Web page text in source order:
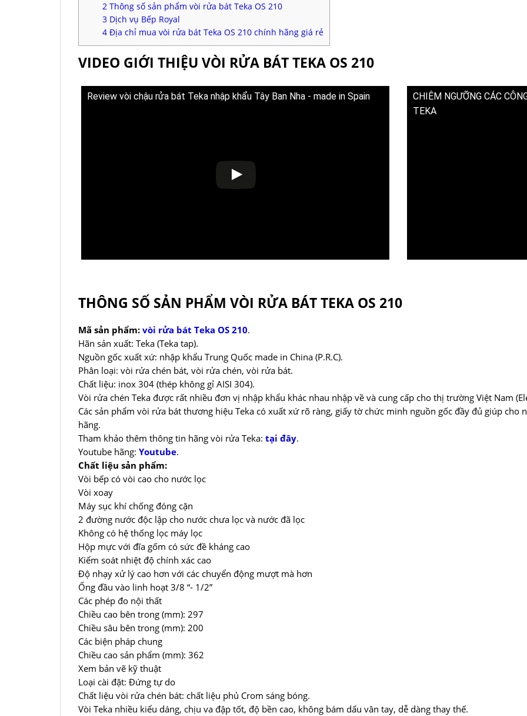
2 Thông số sản phẩm vòi rửa bát Teka OS 210
3 Dịch vụ Bếp Royal
4 Địa chỉ mua vòi rửa bát Teka OS 210 chính hãng giá rẻ
VIDEO GIỚI THIỆU VÒI RỬA BÁT TEKA OS 210
Review vòi chậu rửa bát Teka nhập khẩu Tây Ban Nha - made in Spain
CHIÊM NGƯỠNG CÁC
TEKA
THÔNG SỐ SẢN PHẨM VÒI RỬA BÁT TEKA OS 210
Mã sản phẩm: vòi rửa bát Teka OS 210.
Hãn sản xuất: Teka (Teka tap).
Nguồn gốc xuất xứ: nhập khẩu Trung Quốc made in China (P.R.C).
Phân loại: vòi rửa chén bát, vòi rửa chén, vòi rửa bát.
Chất liệu: inox 304 (thép không gỉ AISI 304).
Vòi rửa chén Teka được rất nhiều đơn vị nhập khẩu khác nhau nhập về và cung cấp cho thị trường Việt Nam
Các sản phẩm vòi rửa bát thương hiệu Teka có xuất xứ rõ ràng, giấy tờ chức minh nguồn gốc đầy đủ giúp cho
hãng.
Tham khảo thêm thông tin hãng vòi rửa Teka: tại đây.
Youtube hãng: Youtube.
Chất liệu sản phẩm:
Vòi bếp có vòi cao cho nước lọc
Vòi xoay
Máy sục khí chống đóng cặn
2 đường nước độc lập cho nước chưa lọc và nước đã lọc
Không có hệ thống lọc máy lọc
Hộp mực với đĩa gốm có sức đề kháng cao
Kiểm soát nhiệt độ chính xác cao
Độ nhạy xử lý cao hơn với các chuyển động mượt mà hơn
Ống đầu vào linh hoạt 3/8 “- 1/2”
Các phép đo nội thất
Chiều cao bên trong (mm): 297
Chiều sâu bên trong (mm): 200
Các biện pháp chung
Chiều cao sản phẩm (mm): 362
Xem bản vẽ kỹ thuật
Loại cài đặt: Đứng tự do
Chất liệu vòi rửa chén bát: chất liệu phủ Crom sáng bóng.
Vòi Teka nhiều kiểu dáng, chịu va đập tốt, độ bền cao, không bám dấu vân tay, dễ dàng thay thế.